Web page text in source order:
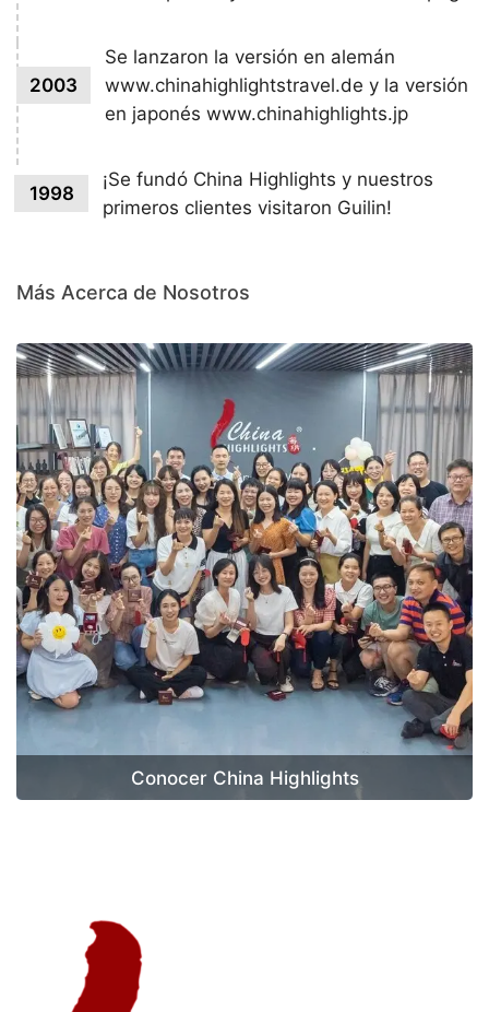
2003
Se lanzaron la versión en alemán
www.chinahighlightstravel.de y la versión
en japonés www.chinahighlights.jp
1998
¡Se fundó China Highlights y nuestros
primeros clientes visitaron Guilin!
Más Acerca de Nosotros
Conocer China Highlights